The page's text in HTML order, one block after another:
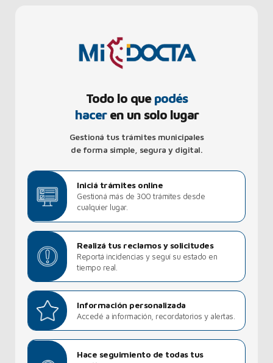
Todo lo que podés
haceren un solo lugar
Gestioná tus trámites municipales
de forma simple, segura y digital.
Iniciá trámites online
Gestioná más de 300 trámites desde
cualquier lugar.
Realizá tus reclamos y solicitudes
Reportá incidencias y seguí su estado en
tiempo real.
Información personalizada
Accedé a información, recordatorios y alertas.
Hace seguimiento de todas tus